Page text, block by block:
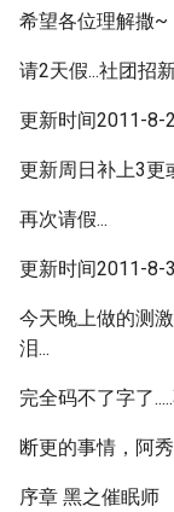
希望各位理解撒~
请2天假...社团招新
更新时间2011-8-
更新周日补上3更
再次请假...
更新时间2011-8-
今天晚上做的测
泪...
完全码不了字了
断更的事情，阿
序章 黑之催眠师